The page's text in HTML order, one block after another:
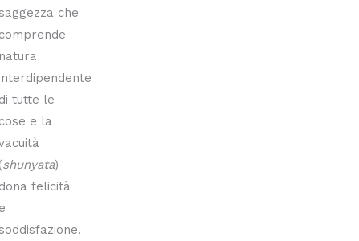
che
comprende
natura
di tutte le
cose e la
(shunyata)
dona felicità
e